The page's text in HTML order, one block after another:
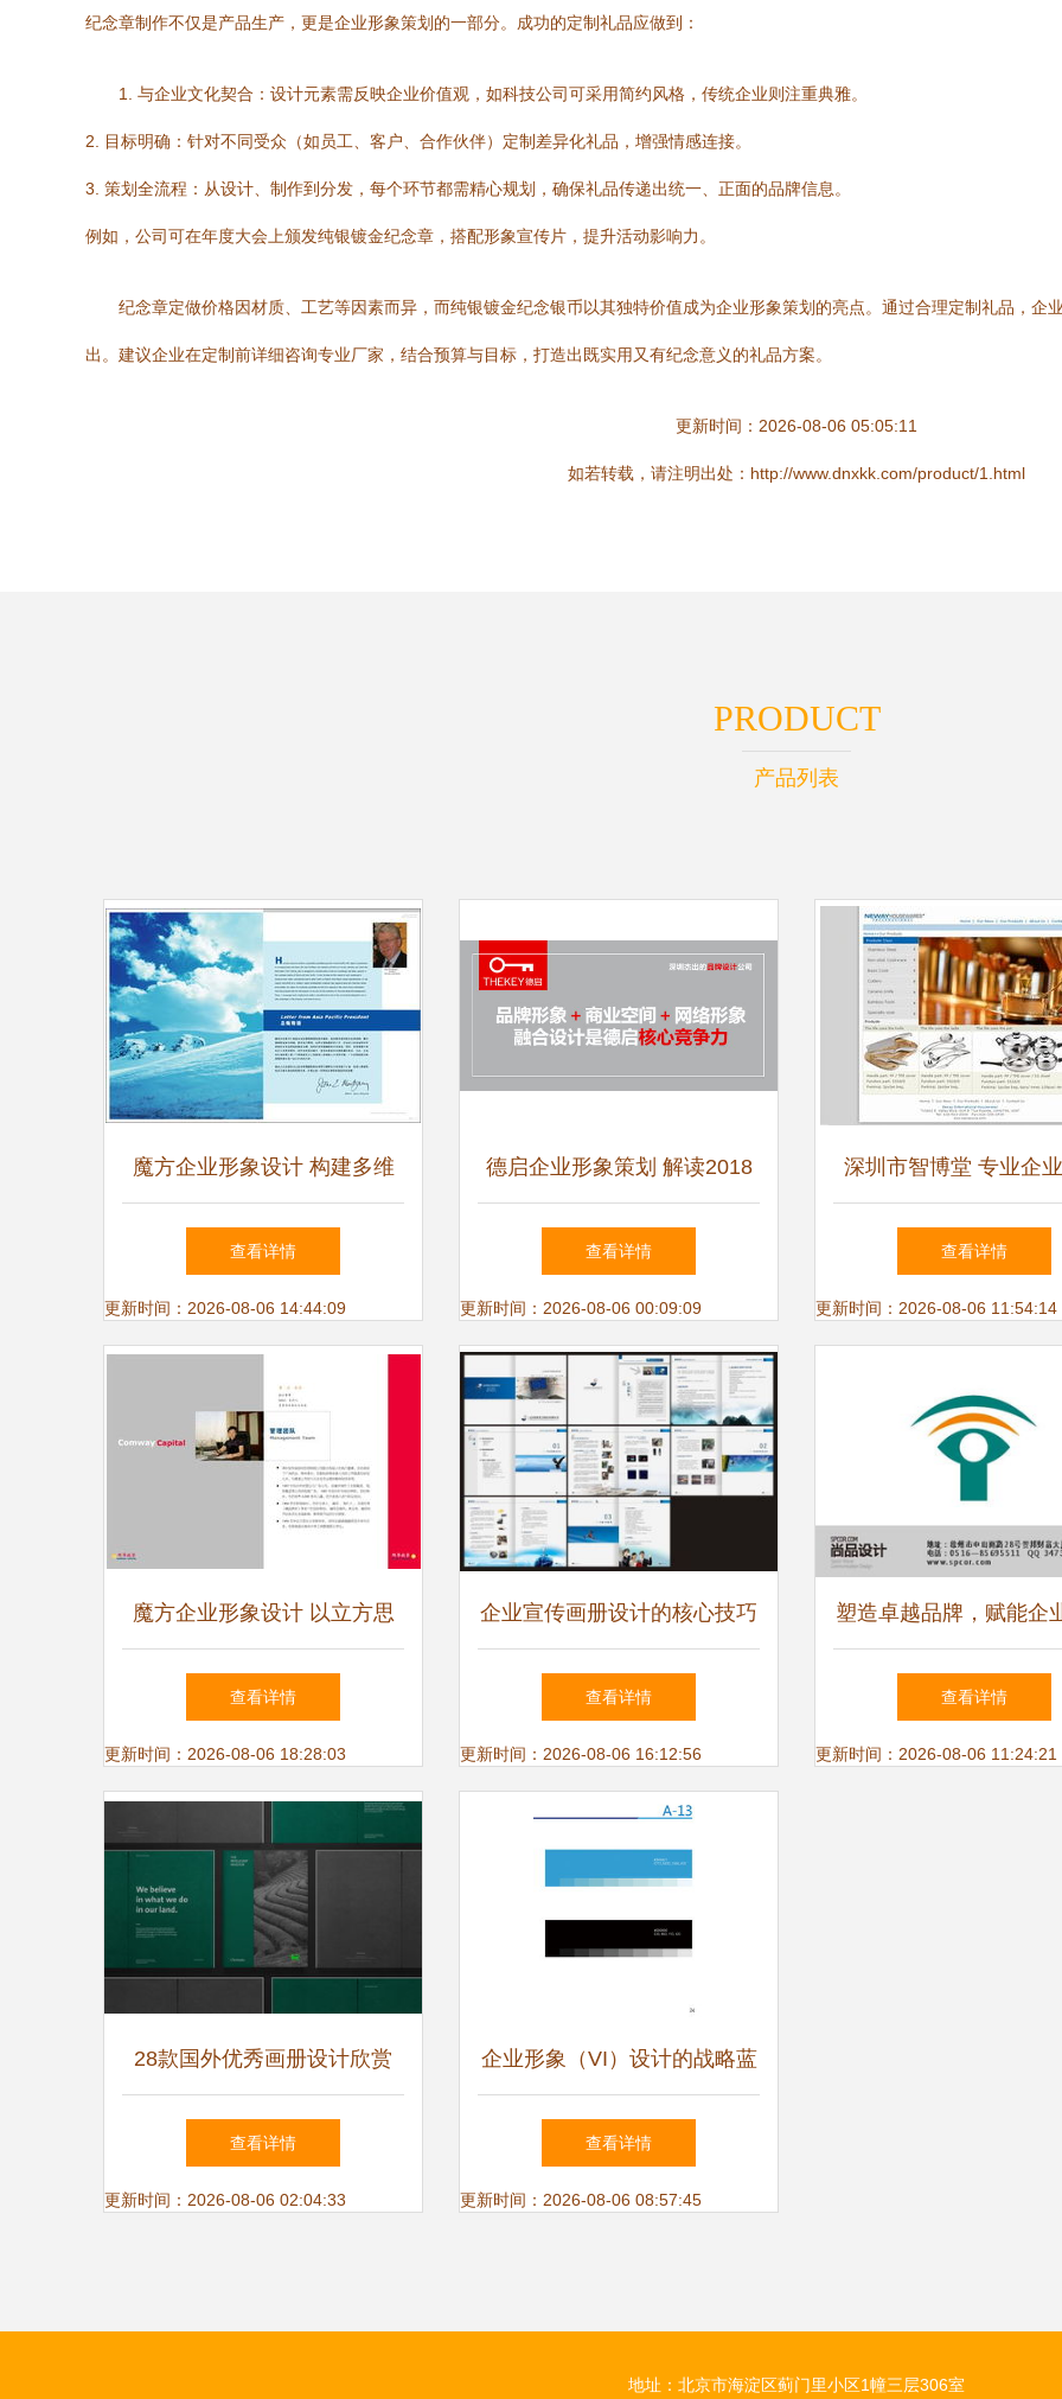
纪念章制作不仅是产品生产，更是企业形象策划的一部分。成功的定制礼品应做到：
1. 与企业文化契合：设计元素需反映企业价值观，如科技公司可采用简约风格，传统企业则注重典雅。
2. 目标明确：针对不同受众（如员工、客户、合作伙伴）定制差异化礼品，增强情感连接。
3. 策划全流程：从设计、制作到分发，每个环节都需精心规划，确保礼品传递出统一、正面的品牌信息。
例如，公司可在年度大会上颁发纯银镀金纪念章，搭配形象宣传片，提升活动影响力。
纪念章定做价格因材质、工艺等因素而异，而纯银镀金纪念银币以其独特价值成为企业形象策划的亮点。通过合理定制礼品，企
出。建议企业在定制前详细咨询专业厂家，结合预算与目标，打造出既实用又有纪念意义的礼品方案。
更新时间：2026-08-06 05:05:11
如若转载，请注明出处：http://www.dnxkk.com/product/1.html
PRODUCT
产品列表
魔方企业形象设计 构建多维
统一的品牌视觉与数字体验
查看详情
更新时间：2026-08-06 14:44:09
德启企业形象策划 解读2018
年六大Logo设计新趋势与核心
技巧
查看详情
更新时间：2026-08-06 00:09:09
深圳市智博堂 专业企
策划，铸就品牌卓越
查看详情
更新时间：2026-08-06 11:54:14
魔方企业形象设计 以立方思
维构建品牌多维竞争力
查看详情
更新时间：2026-08-06 18:28:03
企业宣传画册设计的核心技巧
与形象策划之道
查看详情
更新时间：2026-08-06 16:12:56
塑造卓越品牌，赋能企
——徐州灵锐广告专业
象设计推广服务
查看详情
更新时间：2026-08-06 11:24:21
28款国外优秀画册设计欣赏
企业形象策划的视觉盛宴
查看详情
更新时间：2026-08-06 02:04:33
企业形象（VI）设计的战略蓝
图 从策划到落地的完整体系
查看详情
更新时间：2026-08-06 08:57:45
地址：北京市海淀区蓟门里小区1幢三层306室